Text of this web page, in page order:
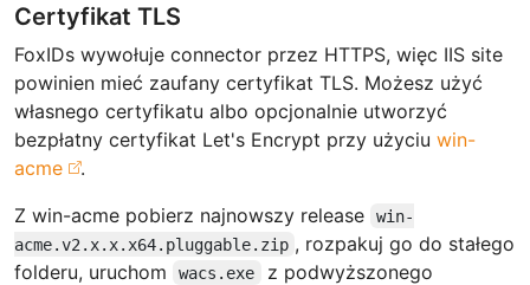
Certyfikat TLS
FoxIDs wywołuje connector przez HTTPS, więc IIS site
powinien mieć zaufany certyfikat TLS. Możesz użyć
własnego certyfikatu albo opcjonalnie utworzyć
bezpłatny certyfikat Let's Encrypt przy użyciu win-
acme
.
Z win-acme pobierz najnowszy release
win-
acme.v2.x.x.x64.pluggable.zip , rozpakuj go do stałego
folderu, uruchom
wacs.exe
z podwyższonego